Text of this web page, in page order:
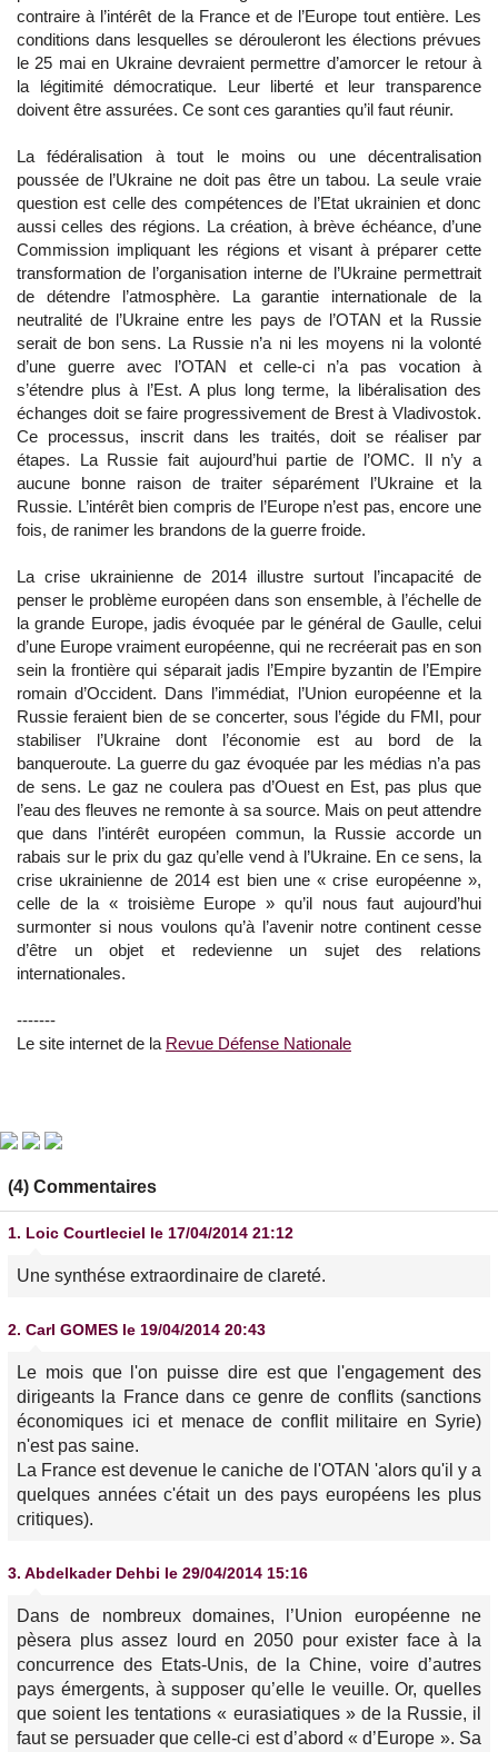
contraire à l’intérêt de la France et de l’Europe tout entière. Les
conditions dans lesquelles se dérouleront les élections prévues
le 25 mai en Ukraine devraient permettre d’amorcer le retour à
la légitimité démocratique. Leur liberté et leur transparence
doivent être assurées. Ce sont ces garanties qu’il faut réunir.
La fédéralisation à tout le moins ou une décentralisation
poussée de l’Ukraine ne doit pas être un tabou. La seule vraie
question est celle des compétences de l’Etat ukrainien et donc
aussi celles des régions. La création, à brève échéance, d’une
Commission impliquant les régions et visant à préparer cette
transformation de l’organisation interne de l’Ukraine permettrait
de détendre l’atmosphère. La garantie internationale de la
neutralité de l’Ukraine entre les pays de l’OTAN et la Russie
serait de bon sens. La Russie n’a ni les moyens ni la volonté
d’une guerre avec l’OTAN et celle-ci n’a pas vocation à
s’étendre plus à l’Est. A plus long terme, la libéralisation des
échanges doit se faire progressivement de Brest à Vladivostok.
Ce processus, inscrit dans les traités, doit se réaliser par
étapes. La Russie fait aujourd’hui partie de l’OMC. Il n’y a
aucune bonne raison de traiter séparément l’Ukraine et la
Russie. L’intérêt bien compris de l’Europe n’est pas, encore une
fois, de ranimer les brandons de la guerre froide.
La crise ukrainienne de 2014 illustre surtout l’incapacité de
penser le problème européen dans son ensemble, à l’échelle de
la grande Europe, jadis évoquée par le général de Gaulle, celui
d’une Europe vraiment européenne, qui ne recréerait pas en son
sein la frontière qui séparait jadis l’Empire byzantin de l’Empire
romain d’Occident. Dans l’immédiat, l’Union européenne et la
Russie feraient bien de se concerter, sous l’égide du FMI, pour
stabiliser l’Ukraine dont l’économie est au bord de la
banqueroute. La guerre du gaz évoquée par les médias n’a pas
de sens. Le gaz ne coulera pas d’Ouest en Est, pas plus que
l’eau des fleuves ne remonte à sa source. Mais on peut attendre
que dans l’intérêt européen commun, la Russie accorde un
rabais sur le prix du gaz qu’elle vend à l’Ukraine. En ce sens, la
crise ukrainienne de 2014 est bien une « crise européenne »,
celle de la « troisième Europe » qu’il nous faut aujourd’hui
surmonter si nous voulons qu’à l’avenir notre continent cesse
d’être un objet et redevienne un sujet des relations
internationales.
-------
Le site internet de la Revue Défense Nationale
(4) Commentaires
1. Loic Courtleciel le 17/04/2014 21:12
Une synthése extraordinaire de clareté.
2. Carl GOMES le 19/04/2014 20:43
Le mois que l'on puisse dire est que l'engagement des
dirigeants la France dans ce genre de conflits (sanctions
économiques ici et menace de conflit militaire en Syrie)
n'est pas saine.
La France est devenue le caniche de l'OTAN 'alors qu'il y a
quelques années c'était un des pays européens les plus
critiques).
3. Abdelkader Dehbi le 29/04/2014 15:16
Dans de nombreux domaines, l’Union européenne ne
pèsera plus assez lourd en 2050 pour exister face à la
concurrence des Etats-Unis, de la Chine, voire d’autres
pays émergents, à supposer qu’elle le veuille. Or, quelles
que soient les tentations « eurasiatiques » de la Russie, il
faut se persuader que celle-ci est d’abord « d’Europe ». Sa